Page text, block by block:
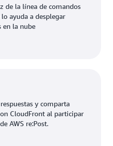
de la línea de comandos
ayuda a desplegar
en la nube
y comparta
CloudFront al participar
AWS re:Post.